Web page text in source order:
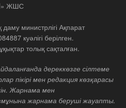
ЖШС
министрлігі Ақпарат
куәлігі берілген.
толық сақталған.
дереккөзге сілтеме
пікірі мен редакция көзқарасы
Жарнама мен
жарнама беруші жауапты.